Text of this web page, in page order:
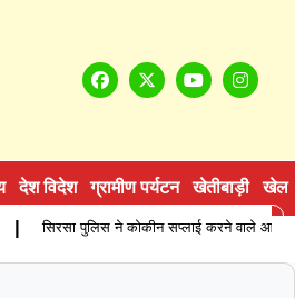
देश विदेश ग्रामीण पर्यटन खेतीबाड़ी खेल
सिरसा पुलिस ने कोकीन सप्लाई करने वाले आरोपी को